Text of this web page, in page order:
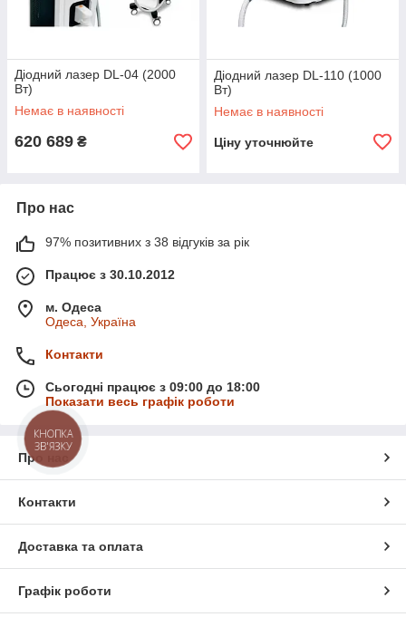
Діодний лазер DL-04 (2000
Вт)
Немає в наявності
620 689 ₴
Діодний лазер DL-110 (1000
Вт)
Немає в наявності
Ціну уточнюйте
Про нас
97% позитивних з 38 відгуків за рік
Працює з 30.10.2012
м. Одеса
Одеса, Україна
Контакти
Сьогодні працює з 09:00 до 18:00
Показати весь графік роботи
Про нас
Контакти
Доставка та оплата
Графік роботи
КНОПКА
ЗВ'ЯЗКУ